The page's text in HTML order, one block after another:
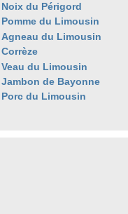
Noix du Périgord
Pomme du Limousin
Agneau du Limousin
Corrèze
Veau du Limousin
Jambon de Bayonne
Porc du Limousin